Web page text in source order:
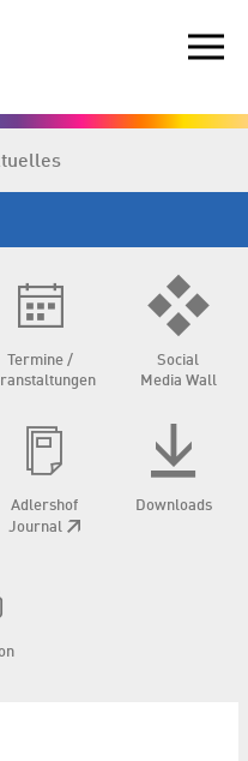
Termine /
Social
Media Wall
Adlershof
Journal
Downloads